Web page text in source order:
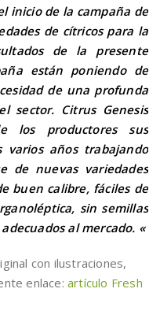
inicio de la campaña de
de cítricos para la
de la presente
están poniendo de
de una profunda
sector. Citrus Genesis
los productores sus
varios años trabajando
de nuevas variedades
buen calibre, fáciles de
sin semillas
al mercado. «
con ilustraciones,
enlace:artículo Fresh